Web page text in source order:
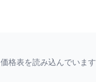
価格表を読み込んでいます